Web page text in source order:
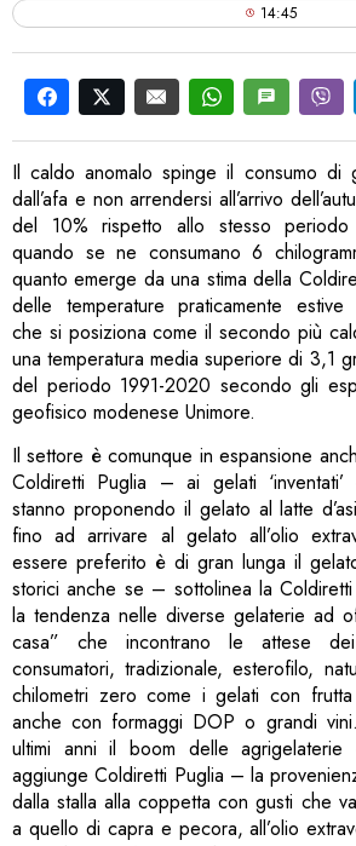
14:45
Il caldo anomalo spinge il consumo di
dall’afa e non arrendersi all’arrivo
del 10% rispetto allo stesso
quando se ne consumano 6
quanto emerge da una stima della
delle temperature praticamente
che si posiziona come il secondo più
una temperatura media superiore di 3,1
del periodo 1991-2020 secondo gli
geofisico modenese Unimore.
Il settore è comunque in espansione
Coldiretti Puglia – ai gelati
stanno proponendo il gelato al latte
fino ad arrivare al gelato all’olio
essere preferito è di gran lunga il
storici anche se – sottolinea la
la tendenza nelle diverse gelaterie ad
casa” che incontrano le attese
consumatori, tradizionale, esterofilo,
chilometri zero come i gelati con
anche con formaggi DOP o grandi
ultimi anni il boom delle
aggiunge Coldiretti Puglia – la
dalla stalla alla coppetta con gusti che
a quello di capra e pecora, all’olio